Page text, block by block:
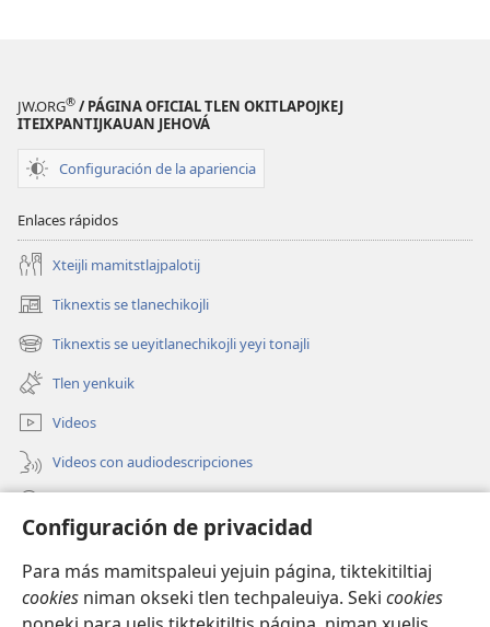
Configuración de privacidad
Para más mamitspaleui yejuin página, tiktekitiltiaj
cookies niman okseki tlen techpaleuiya. Seki cookies
JW.ORG® / PÁGINA OFICIAL TLEN OKITLAPOJKEJ
ITEIXPANTIJKAUAN JEHOVÁ
Configuración de la apariencia
Enlaces rápidos
Xteijli mamitstlajpalotij
Tiknextis se tlanechikojli
(abre
una
nueva
ventana)
Tiknextis se ueyitlanechikojli yeyi tonajli
(abre
una
nueva
ventana)
Tlen yenkuik
Videos
Videos con audiodescripciones
(abre
nuevaBiblioteca ipan Internet Watchtower